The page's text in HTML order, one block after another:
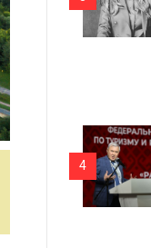
4